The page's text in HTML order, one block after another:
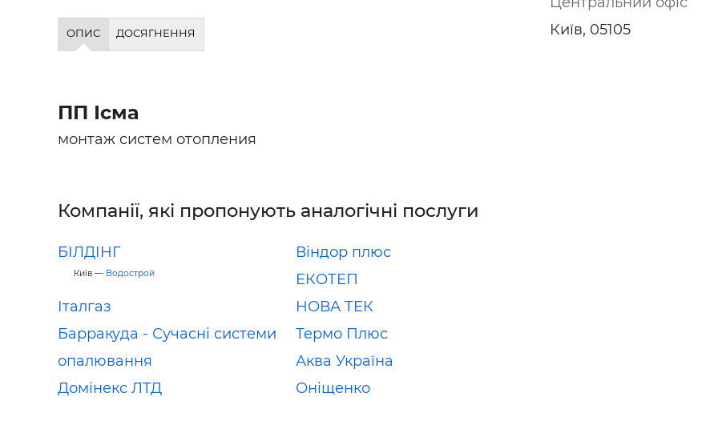
ОПИС ДОСЯГНЕННЯ
ПП Ісма
монтаж систем отопления
Компанії, які пропонують аналогічні послуги
БІЛДІНГ
Київ — Водострой
Віндор плюс
ЕКОТЕП
Італгаз
НОВА ТЕК
Барракуда - Сучасні системи
опалювання
Термо Плюс
Аква Україна
Домінекс ЛТД
Оніщенко
Київ, 05105